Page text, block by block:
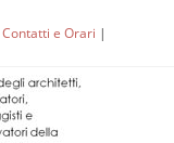
Contatti e Orari |